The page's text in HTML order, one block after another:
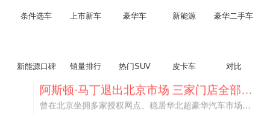
条件选车 上市新车 豪华车 新能源 豪华二手车
新能源口碑 销量排行 热门SUV 皮卡车 对比
不要伤了余承东的心！不内卷价格的华为，弥足珍贵！
纵观鸿蒙智行一路走来的发展路径，很难得地走出了一条和当下车市截然不同的道路：不靠降价走量、不参与低端价格厮杀，始终以技术迭代、架构创新、智能化体验升级、整车品质突破作为核心驱动力，稳步实现产品价值向上、品牌价格带稳步攀升。